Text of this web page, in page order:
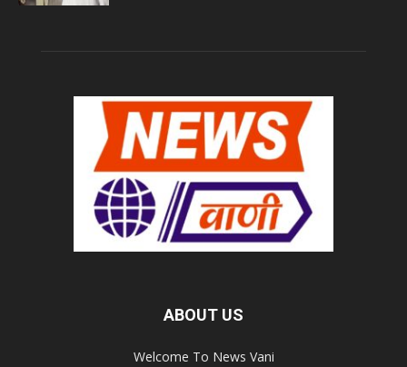
ABOUT US
Welcome To News Vani